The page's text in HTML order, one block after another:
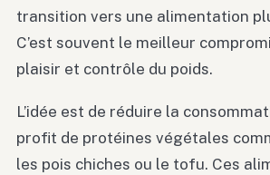
transition vers une alimentation
C’est souvent le meilleur
plaisir et contrôle du poids.
L’idée est de réduire la
profit de protéines végétales
les pois chiches ou le tofu. Ces